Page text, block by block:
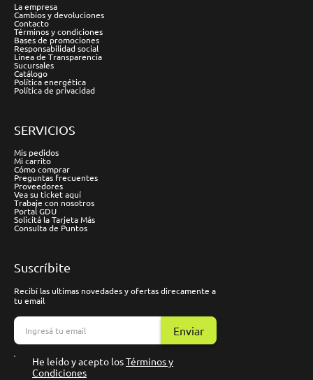
La empresa
Cambios y devoluciones
Contacto
Términos y condiciones
Bases de promociones
Responsabilidad social
Línea de Transparencia
Sucursales
Catálogo
Política energética
Política de privacidad
SERVICIOS
Mis pedidos
Mi carrito
Cómo comprar
Preguntas frecuentes
Proveedores
Vea su ticket aquí
Trabaje con nosotros
Portal GDU
Solicitá la Tarjeta Más
Consulta de Puntos
Suscríbite
Recibí las ultimas novedades y ofertas direcamente a
tu email
Enviar
He leído y acepto losTérminos y
Condiciones